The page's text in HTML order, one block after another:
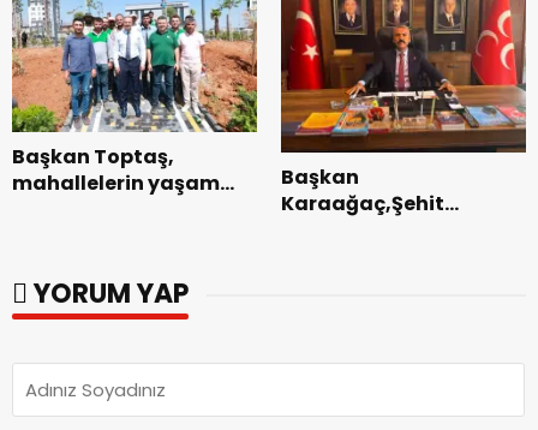
Başkan Toptaş,
mahallelerin yaşam
Başkan
Karaağaç,Şehit
YORUM YAP